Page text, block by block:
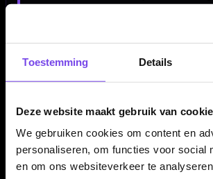
Toestemming Details
Deze website maakt gebruik van
We gebruiken cookies om content en
personaliseren, om functies voor social
en om ons websiteverkeer te
in de hand ligt, hoe hij loslaat en hoeveel
tijdens het gooien. Vergelijk daarom rustig
kies vooral wat bij jouw worp past.
Maak je set-up compleet
shafts
Een goede spelersset bestaat uit meer dan
de juisteshaftsenflightskun je de balans